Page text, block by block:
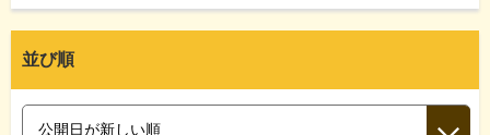
並び順